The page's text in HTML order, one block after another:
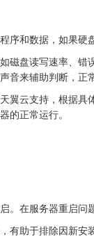
和数据，如果
盘读写速率、
音来辅助判断，正
云支持，根据
的正常运行。
在服务器重启
有助于排除因新安